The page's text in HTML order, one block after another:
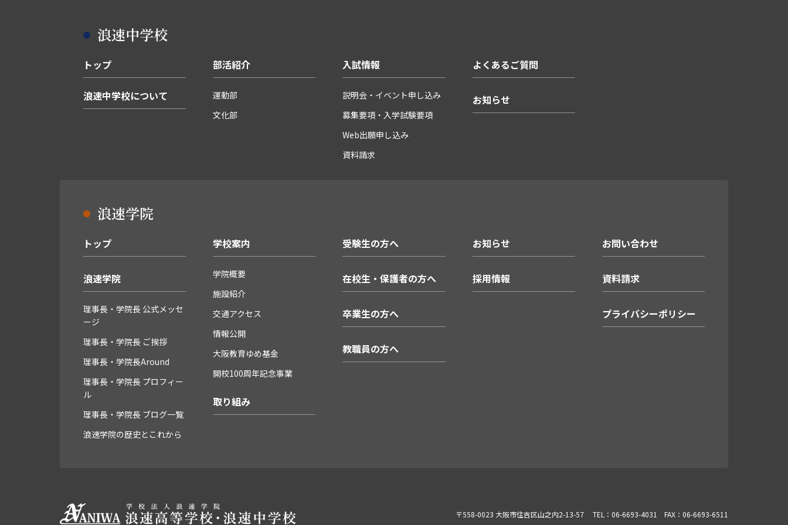
浪速中学校
トップ
浪速中学校について
部活紹介
運動部
文化部
入試情報
説明会・イベント申し込み
募集要項・入学試験要項
Web出願申し込み
資料請求
よくあるご質問
お知らせ
浪速学院
トップ
浪速学院
理事長・学院長 公式メッセ
ージ
理事長・学院長 ご挨拶
理事長・学院長Around
理事長・学院長 プロフィー
ル
理事長・学院長 ブログ一覧
浪速学院の歴史とこれから
学校案内
学院概要
施設紹介
交通アクセス
情報公開
大阪教育ゆめ基金
開校100周年記念事業
取り組み
受験生の方へ
在校生・保護者の方へ
卒業生の方へ
教職員の方へ
お知らせ
採用情報
お問い合わせ
資料請求
プライバシーポリシー
〒558-0023 大阪市住吉区山之内2-13-57 TEL：06-6693-4031 FAX：06-6693-6511